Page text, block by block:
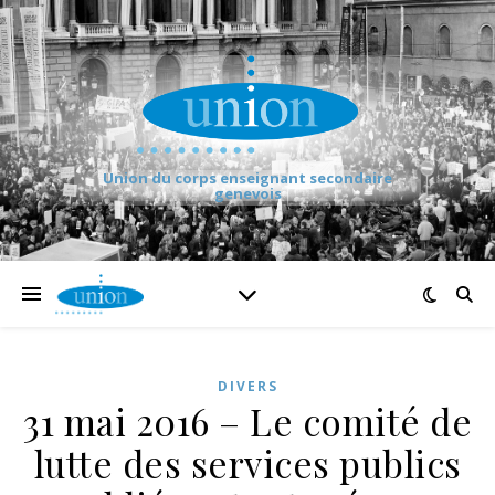
Union du corps enseignant secondaire
genevois
DIVERS
31 mai 2016 – Le comité de
lutte des services publics